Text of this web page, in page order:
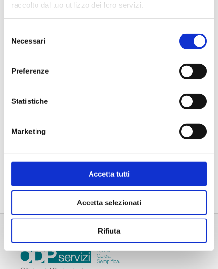
raccolto dal tuo utilizzo dei loro servizi.
delNecessari
Preferenze
Statistiche
Marketing
Accetta tutti
Accetta selezionati
Rifiuta
Bollini per certificati
CCIAA (foglio 40 bollini)
4,03€